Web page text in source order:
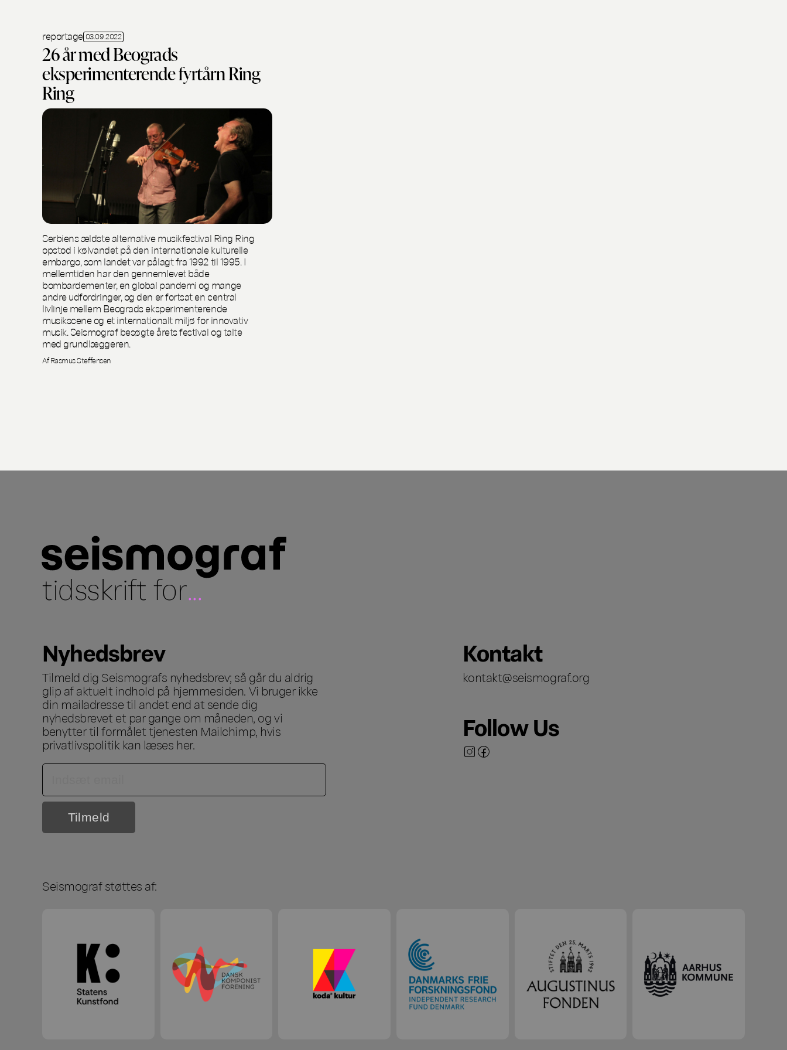
reportage 03.09.2022
26 år med Beograds
eksperimenterende fyrtårn Ring
Ring
Serbiens ældste alternative musikfestival Ring Ring
opstod i kølvandet på den internationale kulturelle
embargo, som landet var pålagt fra 1992 til 1995. I
mellemtiden har den gennemlevet både
bombardementer, en global pandemi og mange
andre udfordringer, og den er fortsat en central
livlinje mellem Beograds eksperimenterende
musikscene og et internationalt miljø for innovativ
musik. Seismograf besøgte årets festival og talte
med grundlæggeren.
Af Rasmus Steffensen
tidsskrift for...
Nyhedsbrev
Tilmeld dig Seismografs nyhedsbrev; så går du aldrig
glip af aktuelt indhold på hjemmesiden. Vi bruger ikke
din mailadresse til andet end at sende dig
nyhedsbrevet et par gange om måneden, og vi
benytter til formålet tjenesten Mailchimp, hvis
privatlivspolitik kan læses her.
Kontakt
kontakt@seismograf.org
Follow Us
Seismograf støttes af: